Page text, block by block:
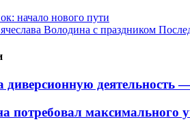
начало нового пути
Володина с праздником
диверсионную
потребовал максимального